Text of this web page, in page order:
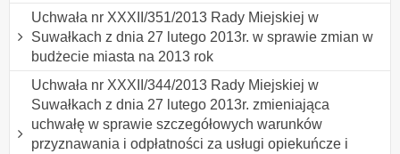
Uchwała nr XXXII/351/2013 Rady Miejskiej w
Suwałkach z dnia 27 lutego 2013r. w sprawie zmian w
budżecie miasta na 2013 rok
Uchwała nr XXXII/344/2013 Rady Miejskiej w
Suwałkach z dnia 27 lutego 2013r. zmieniająca
uchwałę w sprawie szczegółowych warunków
przyznawania i odpłatności za usługi opiekuńcze i